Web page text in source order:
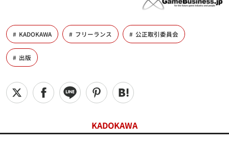
KADOKAWA フリーランス 公正取引委員会
出版
KADOKAWA